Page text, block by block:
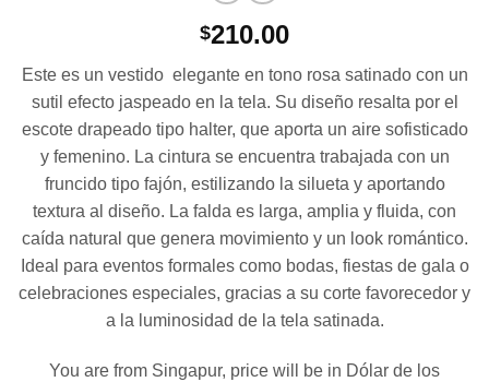
$210.00
Este es un vestido elegante en tono rosa satinado con un
sutil efecto jaspeado en la tela. Su diseño resalta por el
escote drapeado tipo halter, que aporta un aire sofisticado
y femenino. La cintura se encuentra trabajada con un
fruncido tipo fajón, estilizando la silueta y aportando
textura al diseño. La falda es larga, amplia y fluida, con
caída natural que genera movimiento y un look romántico.
Ideal para eventos formales como bodas, fiestas de gala o
celebraciones especiales, gracias a su corte favorecedor y
a la luminosidad de la tela satinada.
You are from Singapur, price will be in Dólar de los